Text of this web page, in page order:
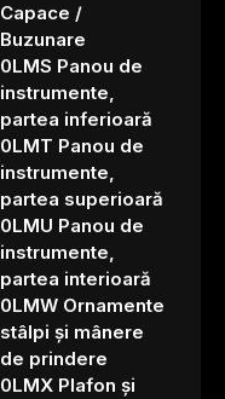
Capace /
Buzunare
0LMS Panou de
instrumente,
partea inferioară
0LMT Panou de
instrumente,
partea superioară
0LMU Panou de
instrumente,
partea interioară
0LMW Ornamente
stâlpi și mânere
de prindere
0LMX Plafon și